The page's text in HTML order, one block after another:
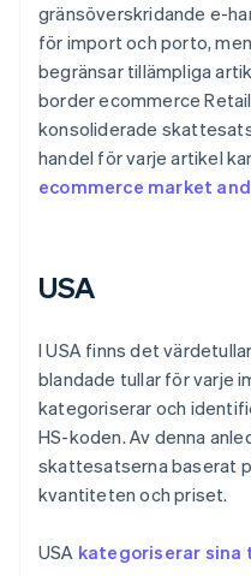
gränsöverskridande e-
för import och porto,
begränsar tillämpliga
border ecommerce
konsoliderade
handel för varje artikel
ecommerce market
USA
I USA finns det
blandade tullar för varje
kategoriserar och
HS-koden. Av denna
skattesatserna baserat
kvantiteten och priset.
USA kategoriserar sina